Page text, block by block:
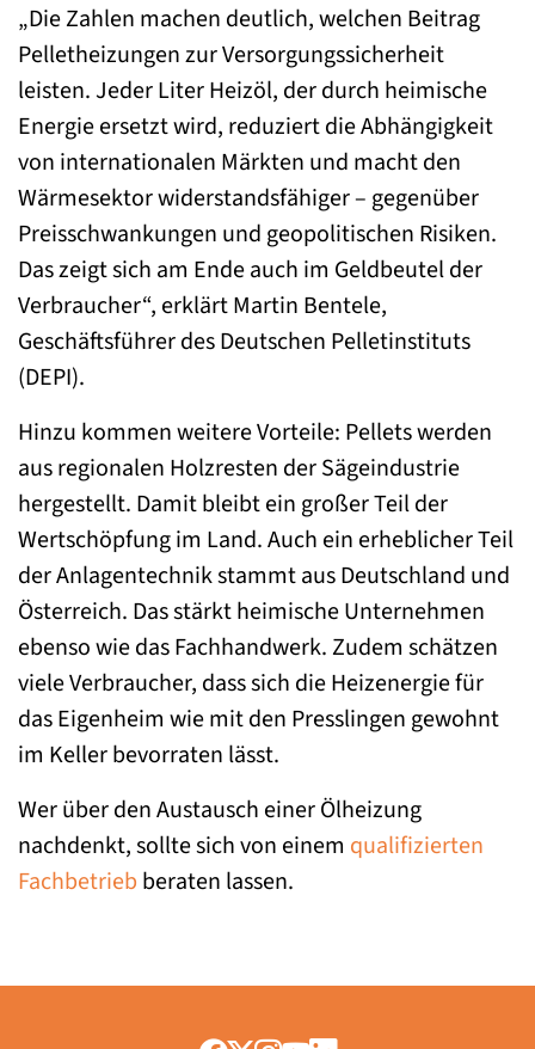
„Die Zahlen machen deutlich, welchen Beitrag
Pelletheizungen zur Versorgungssicherheit
leisten. Jeder Liter Heizöl, der durch heimische
Energie ersetzt wird, reduziert die Abhängigkeit
von internationalen Märkten und macht den
Wärmesektor widerstandsfähiger – gegenüber
Preisschwankungen und geopolitischen Risiken.
Das zeigt sich am Ende auch im Geldbeutel der
Verbraucher“, erklärt Martin Bentele,
Geschäftsführer des Deutschen Pelletinstituts
(DEPI).
Hinzu kommen weitere Vorteile: Pellets werden
aus regionalen Holzresten der Sägeindustrie
hergestellt. Damit bleibt ein großer Teil der
Wertschöpfung im Land. Auch ein erheblicher Teil
der Anlagentechnik stammt aus Deutschland und
Österreich. Das stärkt heimische Unternehmen
ebenso wie das Fachhandwerk. Zudem schätzen
viele Verbraucher, dass sich die Heizenergie für
das Eigenheim wie mit den Presslingen gewohnt
im Keller bevorraten lässt.
Wer über den Austausch einer Ölheizung
nachdenkt, sollte sich von einem qualifizierten
Fachbetrieb beraten lassen.